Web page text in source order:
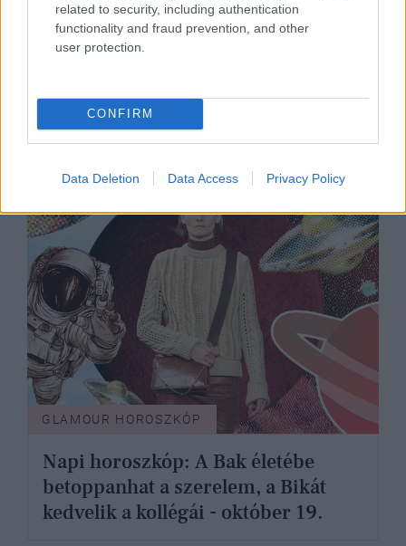
related to security, including authentication
functionality and fraud prevention, and other
user protection.
CONFIRM
Data Deletion Data Access Privacy Policy
GLAMOUR HOROSZKÓP
sikeres vállalkozók lehetnek a héten
- október 20-26.
GLAMOUR HOROSZKÓP
Napi horoszkóp: A Bak életébe
betoppanhat a szerelem, a Bikát
kedvelik a kollégái - október 19.